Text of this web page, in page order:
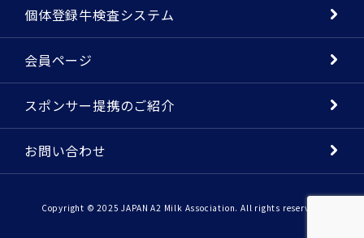
個体登録牛検査システム
会員ページ
スポンサー提携のご紹介
お問い合わせ
Copyright © 2025 JAPAN A2 Milk Association. All rights reserved.